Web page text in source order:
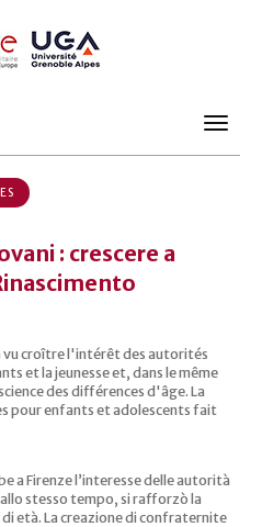
: crescere a
vu croître l'intérêt des autorités
et la jeunesse et, dans le même
des différences d'âge. La
pour enfants et adolescents fait
a Firenze l’interesse delle autorità
stesso tempo, si rafforzò la
età. La creazione di confraternite